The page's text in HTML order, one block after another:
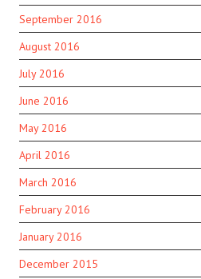
September 2016
August 2016
July 2016
June 2016
May 2016
April 2016
March 2016
February 2016
January 2016
December 2015